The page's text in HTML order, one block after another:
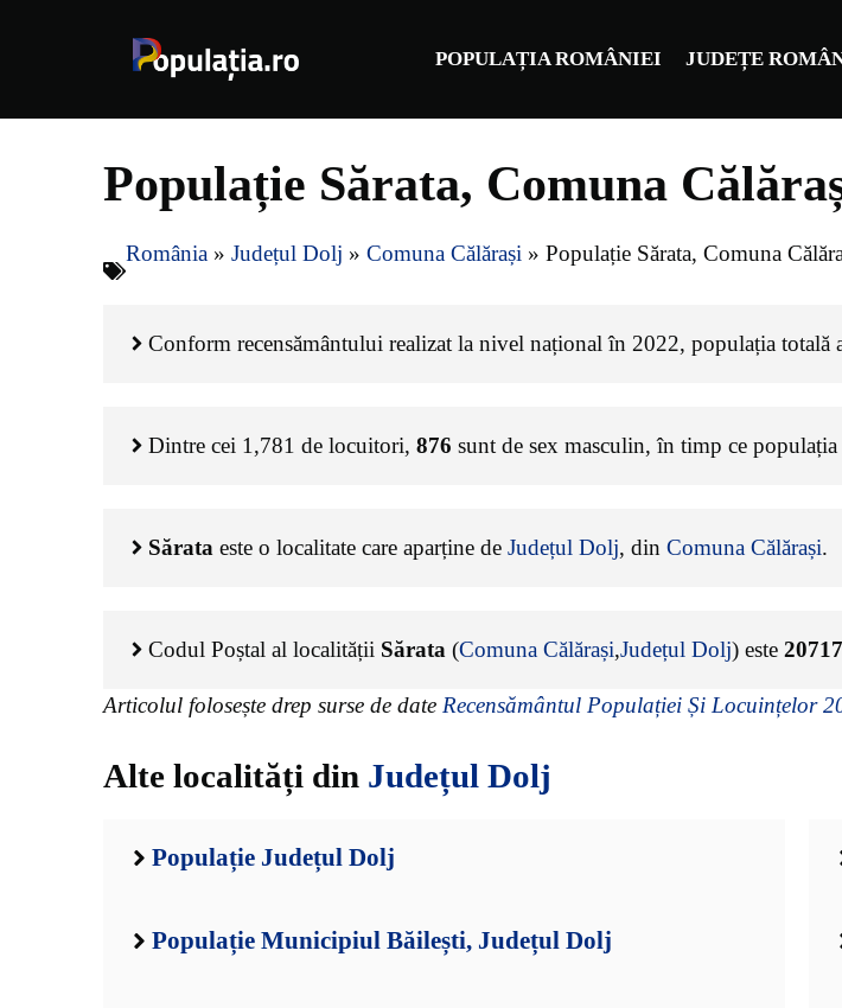
POPULAȚIA ROMÂNIEI JUDEȚE
Populație Sărata, Comuna
România » Județul Dolj » Comuna Călărași » Populație Sărata, Comuna
Conform recensământului realizat la nivel național în 2022, populația totală
Dintre cei 1,781 de locuitori, 876 sunt de sex masculin, în timp ce
Sărata este o localitate care aparține de Județul Dolj, din Comuna Călărași.
Codul Poștal al localității Sărata (Comuna Călărași,Județul Dolj) este
Articolul folosește drep surse de date Recensământul Populației Și Locuințelor
Alte localități din Județul Dolj
Populație Județul Dolj
Populație Municipiul Băilești, Județul Dolj